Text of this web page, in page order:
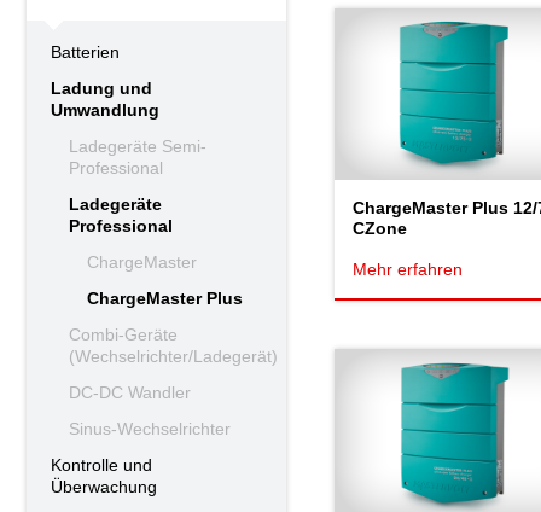
Batterien
Ladung und
Umwandlung
Ladegeräte Semi-
Professional
Ladegeräte
Professional
ChargeMaster
ChargeMaster Plus
Combi-Geräte
(Wechselrichter/Ladegerät)
DC-DC Wandler
Sinus-Wechselrichter
Kontrolle und
Überwachung
ChargeMaster Plus 12/
CZone
Mehr erfahren